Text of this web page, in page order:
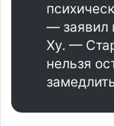
— заявил
Ху. —
нельзя